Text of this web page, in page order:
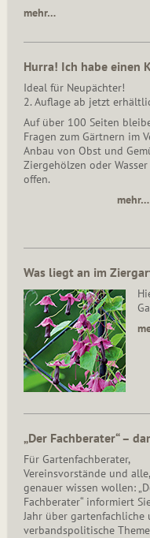
mehr…
Hurra! Ich habe einen
Ideal für Neupächter!
2. Auflage ab jetzt
Auf über 100 Seiten
Fragen zum Gärtnern im
Anbau von Obst und
Ziergehölzen oder
offen.
mehr…
Was liegt an im
„Der Fachberater“ –
Für Gartenfachberater,
Vereinsvorstände und
genauer wissen wollen:
Fachberater“ informiert
Jahr über gartenfachliche
verbandspolitische